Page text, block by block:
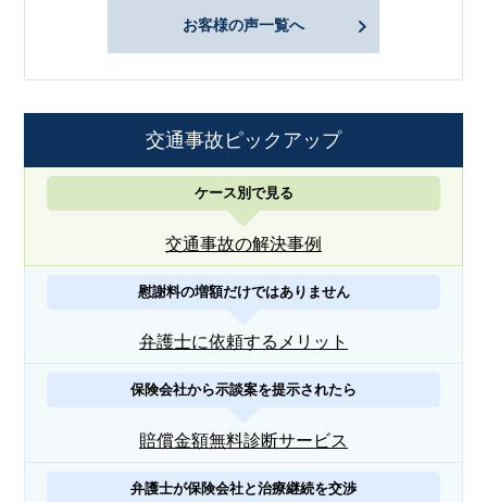
お客様の声一覧へ
交通事故ピックアップ
ケース別で見る
交通事故の解決事例
慰謝料の増額だけではありません
弁護士に依頼するメリット
保険会社から示談案を提示されたら
賠償金額無料診断サービス
弁護士が保険会社と治療継続を交渉